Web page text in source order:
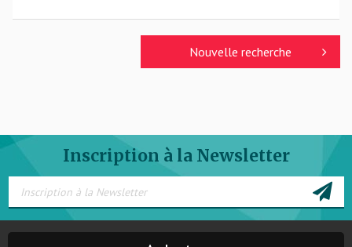
Nouvelle recherche
Inscription à la Newsletter